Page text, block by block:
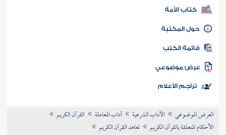
كتب PDF
كتاب الأمة
المكتبة
الكتب
موضوعي
تراجم الأعلام
العرض الموضوعي الآداب الشرعية آداب المعاملة
القرآن الكريم
الأحكام المتعلقة بالقرآن الكريم
تعاهد القرآن الكريم